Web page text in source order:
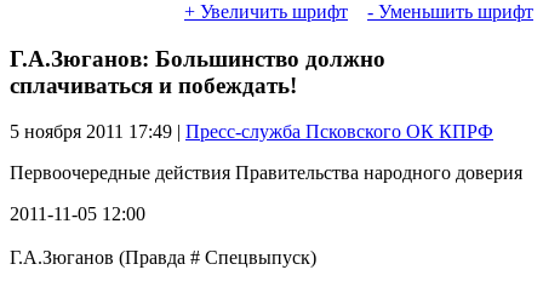
+ Увеличить шрифт - Уменьшить шрифт
Г.А.Зюганов: Большинство должно
сплачиваться и побеждать!
5 ноября 2011 17:49 | Пресс-служба Псковского ОК КПРФ
Первоочередные действия Правительства народного доверия
2011-11-05 12:00
Г.А.Зюганов (Правда # Спецвыпуск)